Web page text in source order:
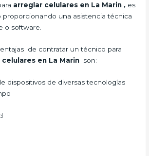
arreglar celulares en La Marin , es
proporcionando una asistencia técnica
o software.
de contratar un técnico para
en La Marin son:
dispositivos de diversas tecnologías